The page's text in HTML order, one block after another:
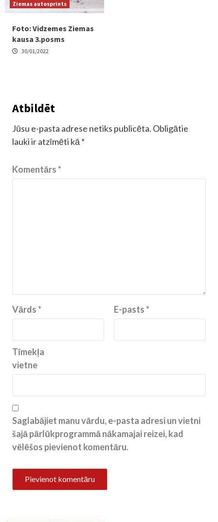
Ziemas autosprints
Foto: Vidzemes Ziemas
kausa 3.posms
30/01/2022
Atbildēt
Jūsu e-pasta adrese netiks publicēta. Obligātie
lauki ir atzīmēti kā *
Komentārs*
Vārds* E-pasts*
Tīmekļa
vietne
Saglabājiet manu vārdu, e-pasta adresi un vietni
šajā pārlūkprogrammā nākamajai reizei, kad
vēlēšos pievienot komentāru.